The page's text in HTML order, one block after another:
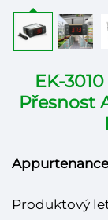
EK-
Přesnost
Produktový